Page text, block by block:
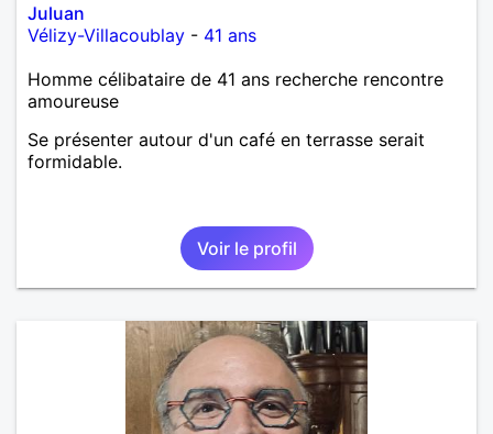
Juluan
Vélizy-Villacoublay - 41 ans
Homme célibataire de 41 ans recherche rencontre
amoureuse
Se présenter autour d'un café en terrasse serait
formidable.
Voir le profil